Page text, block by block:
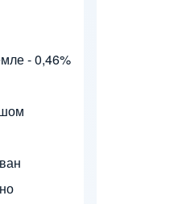
- 0,46%